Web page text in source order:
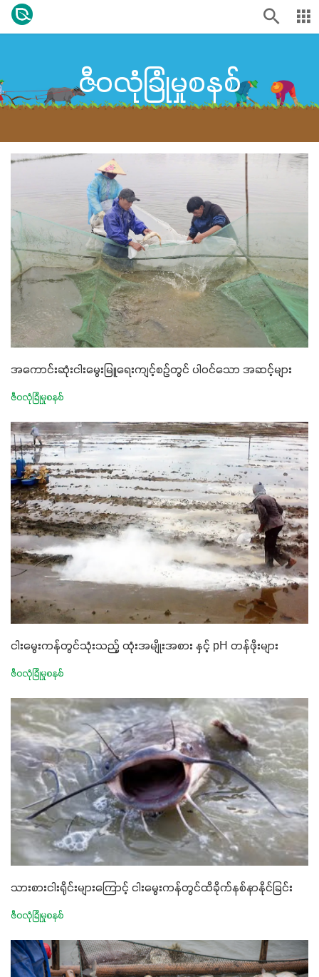
ဇီဝလုံခြုံမှုစနစ်
အကောင်းဆုံးငါးမွေးမြူရေးကျင့်စဉ်တွင် ပါဝင်သော အဆင့်များ
ဇီဝလုံခြုံမှုစနစ်
ငါးမွေးကန်တွင်သုံးသည့် ထုံးအမျိုးအစား နှင့် pH တန်ဖိုးများ
ဇီဝလုံခြုံမှုစနစ်
သားစားငါးရိုင်းများကြောင့် ငါးမွေးကန်တွင်ထိခိုက်နစ်နာနိုင်ခြင်း
ဇီဝလုံခြုံမှုစနစ်